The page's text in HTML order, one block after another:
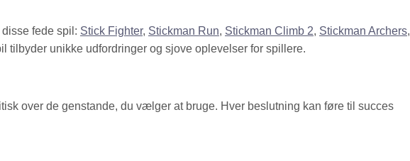
fede spil: Stick Fighter, Stickman Run, Stickman Climb 2, Stickman Archers,
tilbyder unikke udfordringer og sjove oplevelser for spillere.
over de genstande, du vælger at bruge. Hver beslutning kan føre til succes